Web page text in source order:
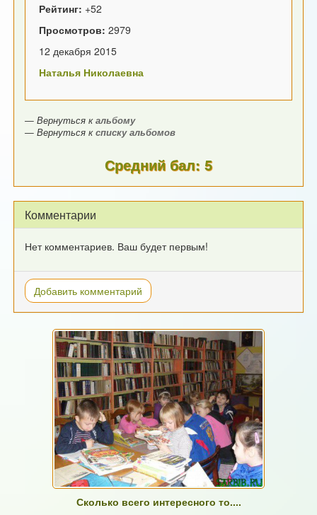
Рейтинг: +52
Просмотров:2979
12 декабря 2015
Наталья Николаевна
— Вернуться кальбому
— Вернуться ксписку альбомов
Средний бал: 5
Комментарии
Нет комментариев. Ваш будет первым!
Добавить комментарий
Сколько всего интересного то....